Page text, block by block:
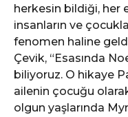
herkesin bildiği, her
insanların ve
fenomen haline
Çevik, “Esasında
biliyoruz. O hikaye
ailenin çocuğu
olgun yaşlarında